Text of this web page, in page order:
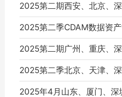
2025第二期西安、北京、
2025第二季CDAM数据资
2025第二期广州、重庆、
2025第二季北京、天津、
2025年4月山东、厦门、